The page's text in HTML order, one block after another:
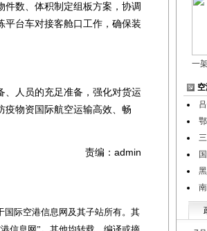
数、体积制定组板方案，协调
平台车对接客舱口工作，确保装
人员的充足准备，强化对货运
疫物资国际航空运输高效、畅
责编：admin
际空港信息网及其子站所有。其
一